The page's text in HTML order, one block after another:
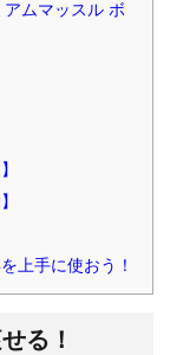
ムマッスル ボ
上手に使おう！
る！